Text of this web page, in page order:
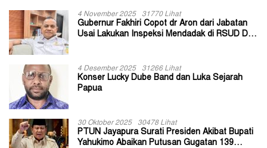
4 November 2025 31770 Lihat
Gubernur Fakhiri Copot dr Aron dari Jabatan
Usai Lakukan Inspeksi Mendadak di RSUD Dok
4 Desember 2025 31266 Lihat
Konser Lucky Dube Band dan Luka Sejarah
Papua
30 Oktober 2025 30478 Lihat
PTUN Jayapura Surati Presiden Akibat Bupati
Yahukimo Abaikan Putusan Gugatan 139